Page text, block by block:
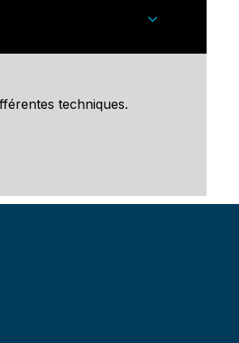
techniques.